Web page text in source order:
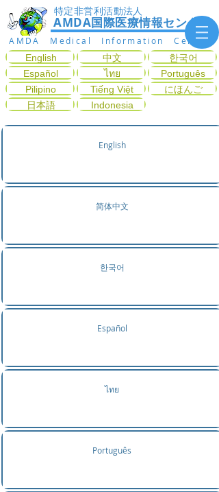
AMDA国際医療情報センター
特定非営利活動法人
AMDA Medical Information Center
English
Español
Pilipino
日本語
中文
ไทย
Tiếng Việt
Indonesia
한국어
Português
にほんご
English
简体中文
한국어
Español
ไทย
Português